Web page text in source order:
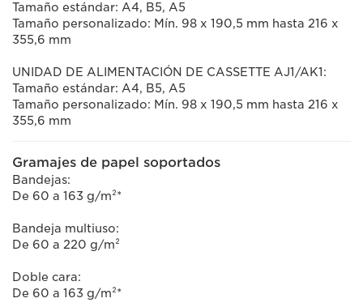
Tamaño estándar: A4, B5, A5
Tamaño personalizado: Mín. 98 x 190,5 mm hasta 216 x
355,6 mm
UNIDAD DE ALIMENTACIÓN DE CASSETTE AJ1/AK1:
Tamaño estándar: A4, B5, A5
Tamaño personalizado: Mín. 98 x 190,5 mm hasta 216 x
355,6 mm
Gramajes de papel soportados
Bandejas:
De 60 a 163 g/m²*
Bandeja multiuso:
De 60 a 220 g/m²
Doble cara:
De 60 a 163 g/m²*